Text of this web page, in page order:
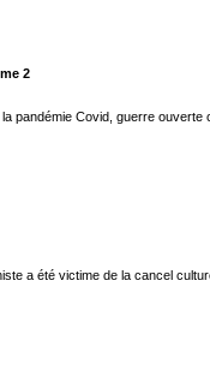
2
pandémie Covid, guerre
a été victime de la cancel